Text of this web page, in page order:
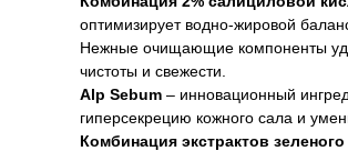
оптимизирует водно-жировой
Нежные очищающие компоненты
чистоты и свежести.
Alp Sebum – инновационный
гиперсекрецию кожного сала и
Комбинация экстрактов